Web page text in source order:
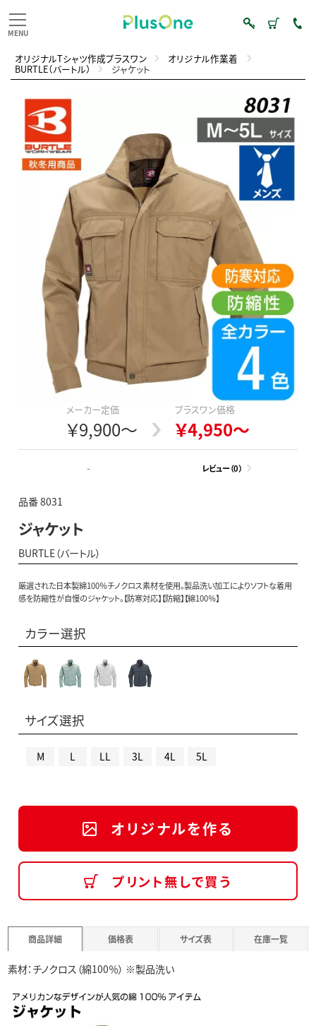
オリジナルTシャツ作成プラスワン オリジナル作業着
BURTLE（バートル） ジャケット
メーカー定価
￥9,900～
プラスワン価格
￥4,950～
- レビュー（0）
品番 8031
ジャケット
BURTLE（バートル）
厳選された日本製綿100％チノクロス素材を使用。製品洗い加工によりソフトな着用
感を防縮性が自慢のジャケット。【防寒対応】【防縮】【綿100％】
カラー選択
サイズ選択
M L LL 3L 4L 5L
オリジナルを作る
プリント無しで買う
商品詳細 価格表 サイズ表 在庫一覧
素材：チノクロス（綿100％） ※製品洗い